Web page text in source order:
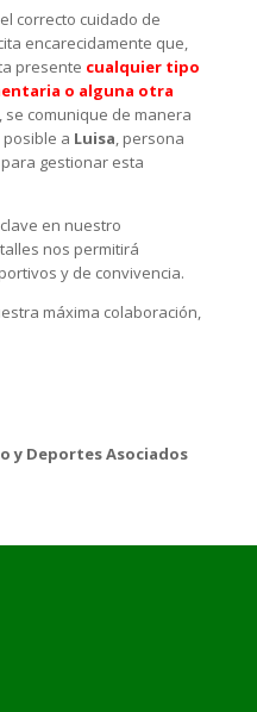
correcto cuidado de
encarecidamente que,
presente cualquier tipo
o alguna otra
se comunique de manera
a Luisa, persona
gestionar esta
en nuestro
nos permitirá
y de convivencia.
máxima colaboración,
y Deportes Asociados